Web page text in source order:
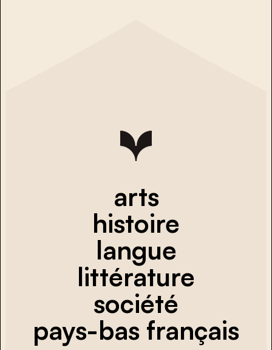
arts
histoire
langue
littérature
société
pays-bas français